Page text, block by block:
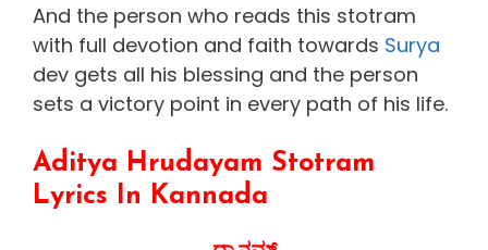
And the person who reads this stotram
with full devotion and faith towards Surya
dev gets all his blessing and the person
sets a victory point in every path of his life.
Aditya Hrudayam Stotram
Lyrics In Kannada